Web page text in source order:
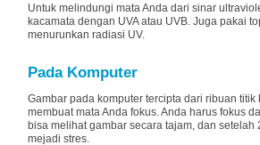
Untuk melindungi mata Anda dari sinar
kacamata dengan UVA atau UVB. Juga pakai
menurunkan radiasi UV.
Pada Komputer
Gambar pada komputer tercipta dari ribuan titik
membuat mata Anda fokus. Anda harus fokus
bisa melihat gambar secara tajam, dan setelah
mejadi stres.